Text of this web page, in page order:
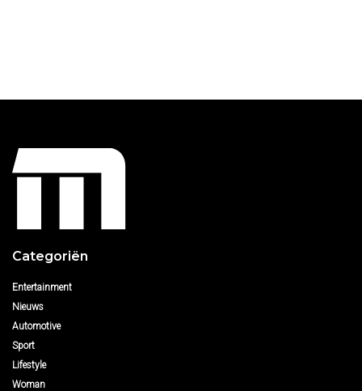
Categoriën
Entertainment
Nieuws
Automotive
Sport
Lifestyle
Woman